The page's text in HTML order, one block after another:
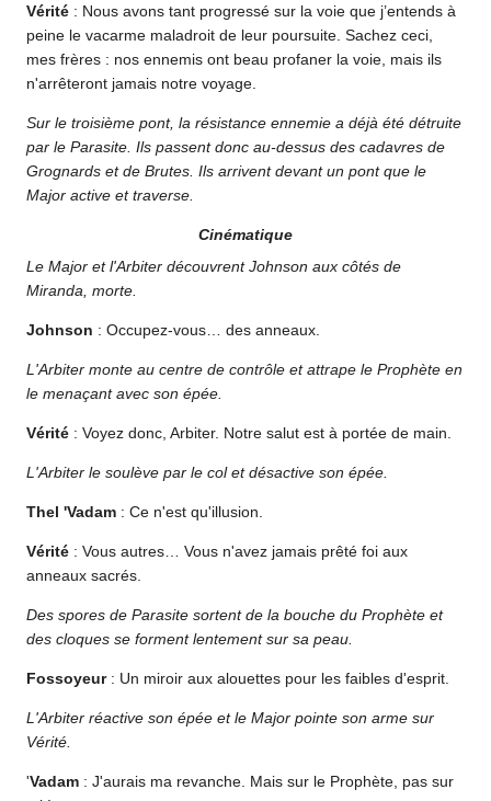
Vérité : Nous avons tant progressé sur la voie que j’entends à
peine le vacarme maladroit de leur poursuite. Sachez ceci,
mes frères : nos ennemis ont beau profaner la voie, mais ils
n'arrêteront jamais notre voyage.
Sur le troisième pont, la résistance ennemie a déjà été détruite
par le Parasite. Ils passent donc au-dessus des cadavres de
Grognards et de Brutes. Ils arrivent devant un pont que le
Major active et traverse.
Cinématique
Le Major et l'Arbiter découvrent Johnson aux côtés de
Miranda, morte.
Johnson : Occupez-vous… des anneaux.
L'Arbiter monte au centre de contrôle et attrape le Prophète en
le menaçant avec son épée.
Vérité : Voyez donc, Arbiter. Notre salut est à portée de main.
L'Arbiter le soulève par le col et désactive son épée.
Thel 'Vadam : Ce n'est qu'illusion.
Vérité : Vous autres… Vous n'avez jamais prêté foi aux
anneaux sacrés.
Des spores de Parasite sortent de la bouche du Prophète et
des cloques se forment lentement sur sa peau.
Fossoyeur: Un miroir aux alouettes pour les faibles d'esprit.
L'Arbiter réactive son épée et le Major pointe son arme sur
Vérité.
'Vadam : J'aurais ma revanche. Mais sur le Prophète, pas sur